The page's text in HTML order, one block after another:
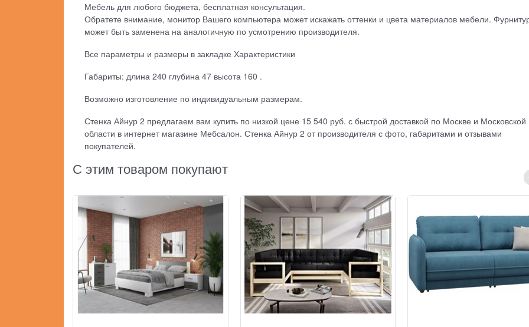
Мебель для любого бюджета, бесплатная консультация.
Обратете внимание, монитор Вашего компьютера может искажать оттенки и цвета материалов мебели.
может быть заменена на аналогичную по усмотрению производителя.
Все параметры и размеры в закладке Характеристики
Габариты: длина 240 глубина 47 высота 160 .
Возможно изготовление по индивидуальным размерам.
Стенка Айнур 2 предлагаем вам купить по низкой цене 15 540 руб. с быстрой доставкой по Москве и Московской
области в интернет магазине Мебсалон. Стенка Айнур 2 от производителя с фото, габаритами и отзывами
покупателей.
С этим товаром покупают